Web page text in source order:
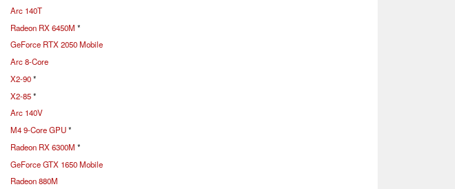
Arc 140T
Radeon RX 6450M *
GeForce RTX 2050 Mobile
Arc 8-Core
X2-90*
X2-85*
Arc 140V
M4 9-Core GPU*
Radeon RX 6300M *
GeForce GTX 1650 Mobile
Radeon 880M